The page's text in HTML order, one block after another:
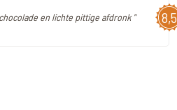
8,5
en lichte pittige afdronk "